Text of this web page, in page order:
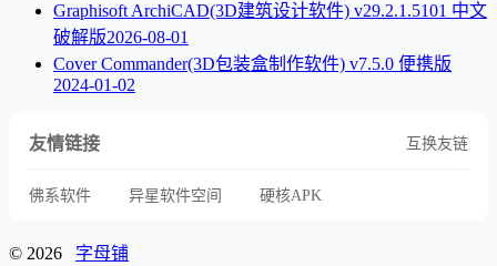
Graphisoft ArchiCAD(3D建筑设计软件) v29.2.1.5101 中文
破解版2026-08-01
Cover Commander(3D包装盒制作软件) v7.5.0 便携版
2024-01-02
友情链接 互换友链
佛系软件 异星软件空间 硬核APK
© 2026 字母铺